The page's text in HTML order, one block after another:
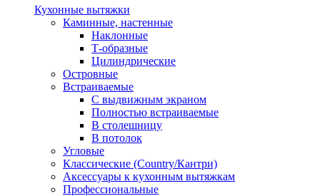
Кухонные вытяжки
Каминные, настенные
Наклонные
Т-образные
Цилиндрические
Островные
Встраиваемые
С выдвижным экраном
Полностью встраиваемые
В столешницу
В потолок
Угловые
Классические (Country/Кантри)
Аксессуары к кухонным вытяжкам
Профессиональные